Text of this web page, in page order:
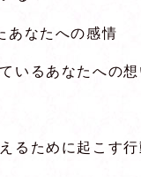
あなたへの感情
いるあなたへの
るために起こす